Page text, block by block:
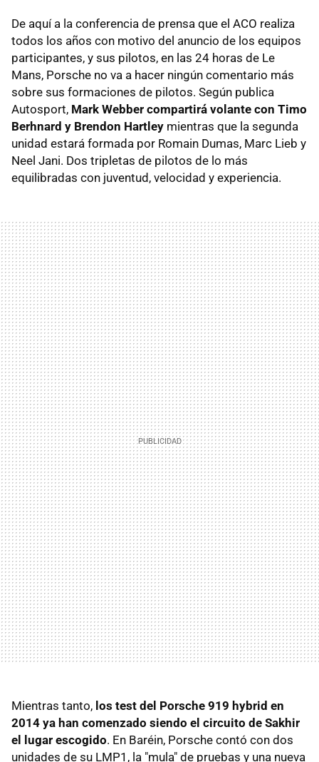
De aquí a la conferencia de prensa que el ACO realiza
todos los años con motivo del anuncio de los equipos
participantes, y sus pilotos, en las 24 horas de Le
Mans, Porsche no va a hacer ningún comentario más
sobre sus formaciones de pilotos. Según publica
Autosport, Mark Webber compartirá volante con Timo
Berhnard y Brendon Hartley mientras que la segunda
unidad estará formada por Romain Dumas, Marc Lieb y
Neel Jani. Dos tripletas de pilotos de lo más
equilibradas con juventud, velocidad y experiencia.
Mientras tanto, los test del Porsche 919 hybrid en
2014 ya han comenzado siendo el circuito de Sakhir
el lugar escogido. En Baréin, Porsche contó con dos
unidades de su LMP1, la "mula" de pruebas y una nueva